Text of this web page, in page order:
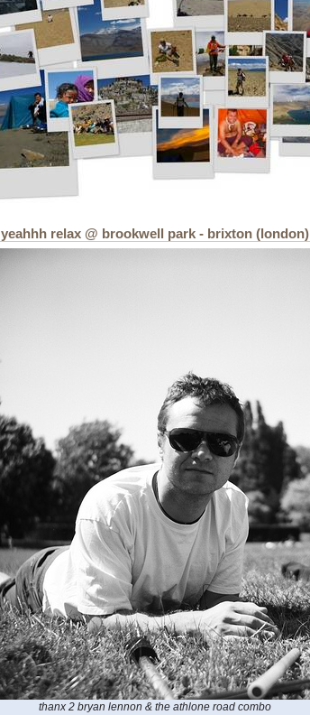
yeahhh relax @ brookwell park - brixton (london)
thanx 2 bryan lennon & the athlone road combo